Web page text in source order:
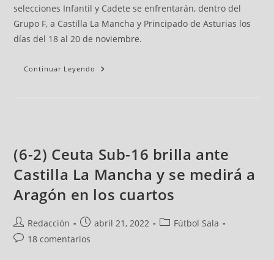
selecciones Infantil y Cadete se enfrentarán, dentro del
Grupo F, a Castilla La Mancha y Principado de Asturias los
días del 18 al 20 de noviembre.
Continuar Leyendo
(6-2) Ceuta Sub-16 brilla ante
Castilla La Mancha y se medirá a
Aragón en los cuartos
Redacción abril 21, 2022
Fútbol Sala
18 comentarios